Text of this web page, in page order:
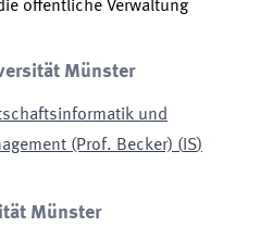
öffentliche Verwaltung
Münster
und
(Prof. Becker) ( IS)
Münster